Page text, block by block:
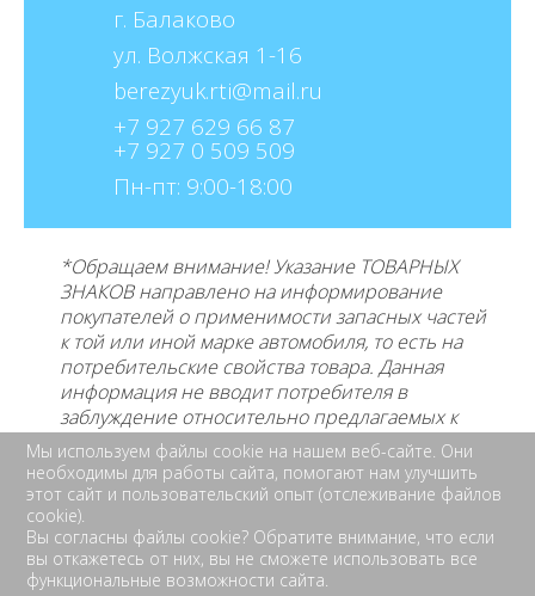
г. Балаково
ул. Волжская 1-16
berezyuk.rti@mail.ru
+7 927 629 66 87
+7 927 0 509 509
Пн-пт: 9:00-18:00
*Обращаем внимание! Указание ТОВАРНЫХ
ЗНАКОВ направлено на информирование
покупателей о применимости запасных частей
к той или иной марке автомобиля, то есть на
потребительские свойства товара. Данная
информация не вводит потребителя в
заблуждение относительно предлагаемых к
продаже товаров и егопроизводителе, не
нарушает права правообладателей указанных
товарных знаков. Требование предоставлять
покупателю необходимую и достоверную
информацию о товаре, предлагаемом к
продаже, обеспечивающую возможность их
Мы используем файлы cookie на нашем веб-сайте. Они
необходимы для работы сайта, помогают нам улучшить
этот сайт и пользовательский опыт (отслеживание файлов
cookie).
Вы согласны файлы cookie? Обратите внимание, что если
вы откажетесь от них, вы не сможете использовать все
функциональные возможности сайта.